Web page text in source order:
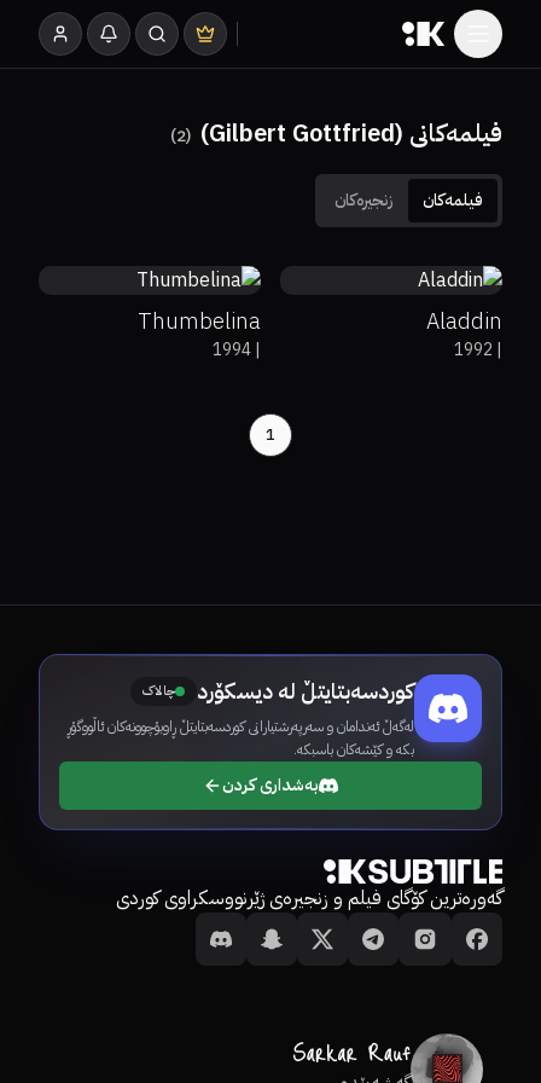
فیلمەکانی (Gilbert Gottfried) (
2
)
فیلمەکان زنجیرەکان 96%
86%
Aladdin
|
1992
Thumbelina
|
1994
1
کوردسەبتایتڵ لە دیسکۆرد چالاک
لەگەڵ ئەندامان و سەرپەرشتیارانی کوردسەبتایتڵ ڕاوبۆچوونەکان ئاڵووگۆڕ
بکە و کێشەکان باسبکە.
بەشداری کردن
گەورەترین کۆگای فیلم و زنجیرەی ژێرنووسکراوی کوردی